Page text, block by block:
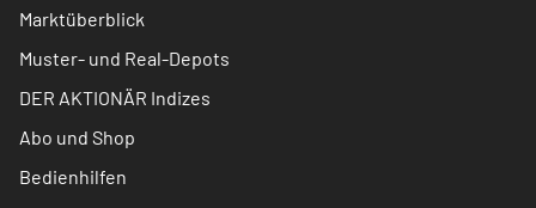
Marktüberblick
Muster- und Real-Depots
DER AKTIONÄR Indizes
Abo und Shop
Bedienhilfen